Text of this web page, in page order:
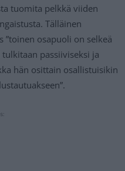
tuomita pelkkä viiden
Tälläinen
”toinen osapuoli on selkeä
passiiviseksi ja
hän osittain osallistuisikin